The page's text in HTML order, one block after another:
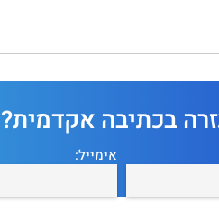
בכתיבה אקדמית?
אימייל: